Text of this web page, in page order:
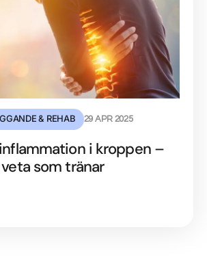
& REHAB 29 APR 2025
i kroppen –
som tränar